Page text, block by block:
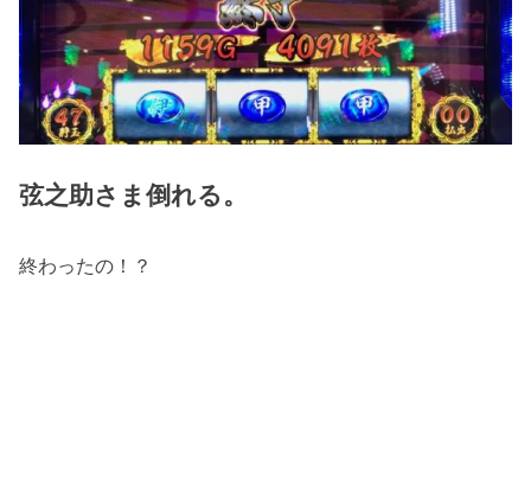
弦之助さま倒れる。
終わったの！？